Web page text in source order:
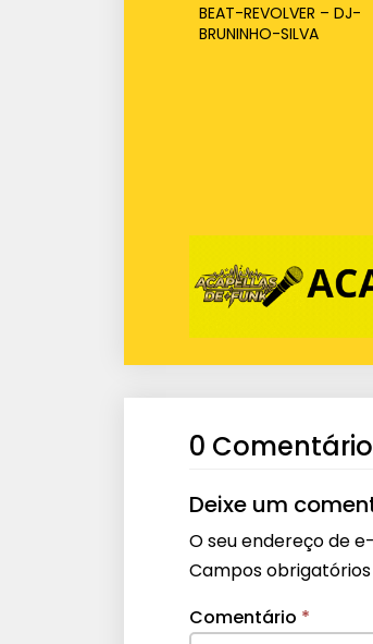
BEAT-REVOLVER – DJ-
BRUNINHO-SILVA
0
Deixe um
O seu endereço de
Campos
Comentário *